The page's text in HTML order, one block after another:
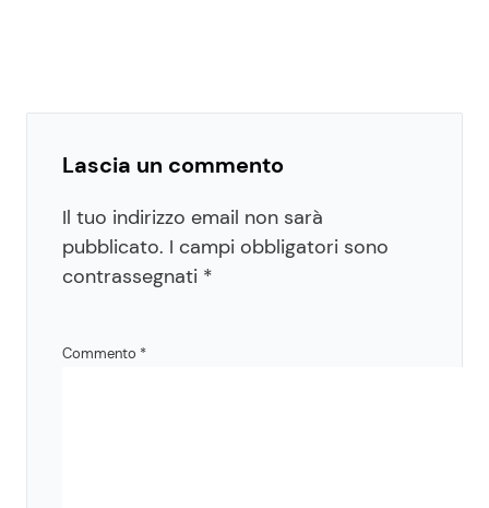
Lascia un commento
Il tuo indirizzo email non sarà
pubblicato. I campi obbligatori sono
contrassegnati *
Commento *